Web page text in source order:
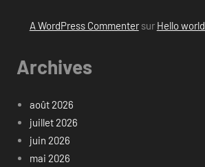
A WordPress Commentersur Hello
Archives
août 2026
juillet 2026
juin 2026
mai 2026